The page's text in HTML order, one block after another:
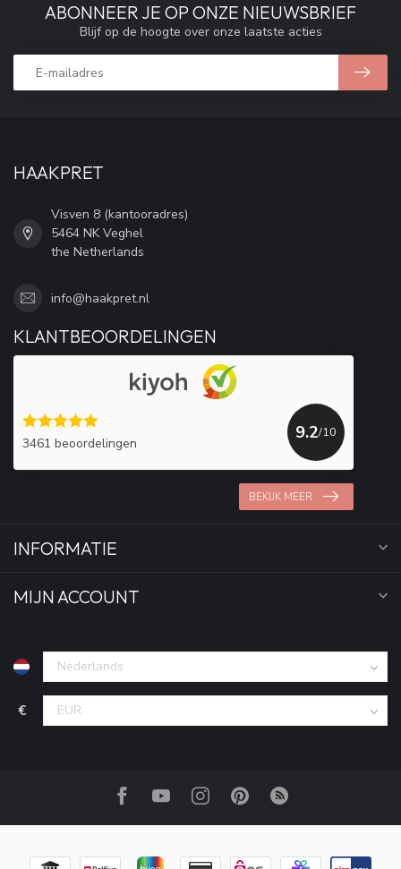
ABONNEER JE OP ONZE NIEUWSBRIEF
Blijf op de hoogte over onze laatste acties
HAAKPRET
Visven 8 (kantooradres)
5464 NK Veghel
the Netherlands
info@haakpret.nl
KLANTBEOORDELINGEN
3461 beoordelingen
9.2/10
BEKIJK MEER
INFORMATIE
MIJN ACCOUNT
€